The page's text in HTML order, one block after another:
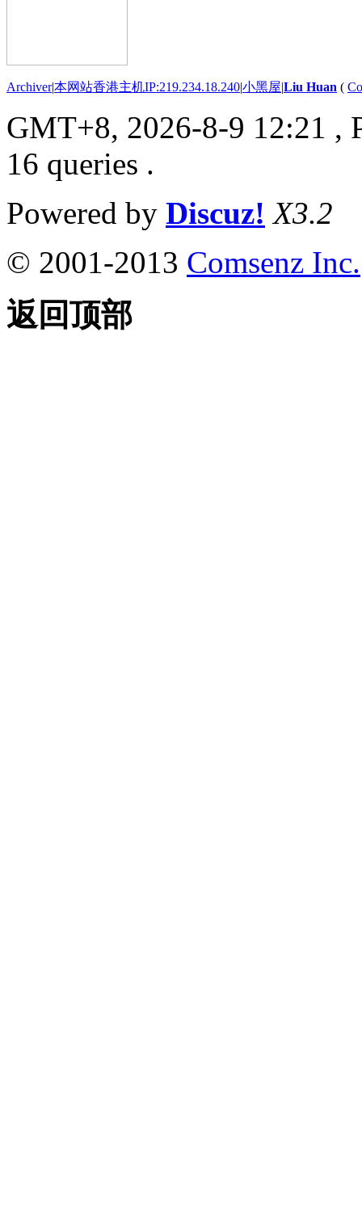
Archiver|本网站香港主机IP:219.234.18.240|小黑屋|Liu Huan (
GMT+8, 2026-8-9 12:21 ,
16 queries .
Powered by Discuz! X3.2
© 2001-2013 Comsenz Inc.
返回顶部